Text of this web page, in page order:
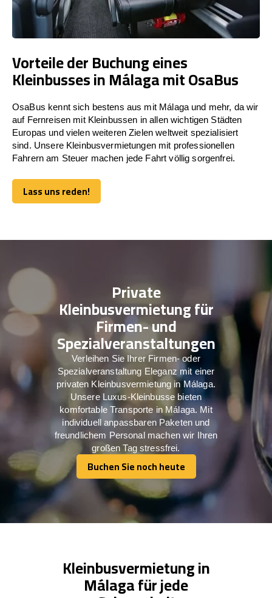
Vorteile der Buchung eines
Kleinbusses in Málaga mit OsaBus
OsaBus kennt sich bestens aus mit Málaga und mehr, da wir
auf Fernreisen mit Kleinbussen in allen wichtigen Städten
Europas und vielen weiteren Zielen weltweit spezialisiert
sind. Unsere Kleinbusvermietungen mit professionellen
Fahrern am Steuer machen jede Fahrt völlig sorgenfrei.
Lass uns reden!
Lass uns reden!
Private
Kleinbusvermietung für
Firmen- und
Spezialveranstaltungen
Verleihen Sie Ihrer Firmen- oder
Spezialveranstaltung Eleganz mit einer
privaten Kleinbusvermietung in Málaga.
Unsere Luxus-Kleinbusse bieten
komfortable Transporte in Málaga. Mit
individuell anpassbaren Paketen und
freundlichem Personal machen wir Ihren
großen Tag stressfrei.
Buchen Sie noch heute
Buchen Sie noch heute
Kleinbusvermietung in
Málaga für jede